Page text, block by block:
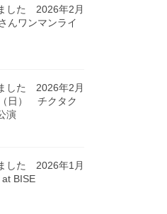
した 2026年2月
んワンマンライ
した 2026年2月
日） チクタク
演
した 2026年1月
BISE